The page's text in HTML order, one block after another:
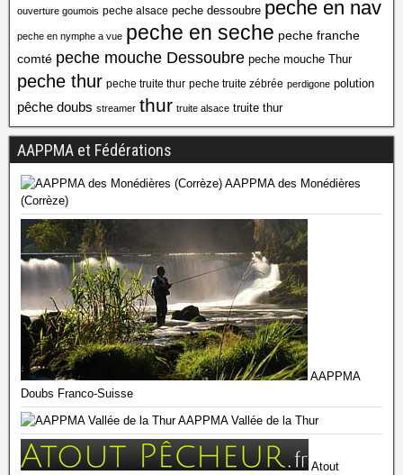
ouverture goumois peche alsace peche dessoubre peche en nav
peche en nymphe a vue peche en seche peche franche
comté peche mouche Dessoubre peche mouche Thur
peche thur peche truite thur peche truite zébrée perdigone polution
pêche doubs streamer thur truite alsace truite thur
AAPPMA et Fédérations
AAPPMA des Monédières
(Corrèze)
AAPPMA
Doubs Franco-Suisse
AAPPMA Vallée de la Thur
Atout